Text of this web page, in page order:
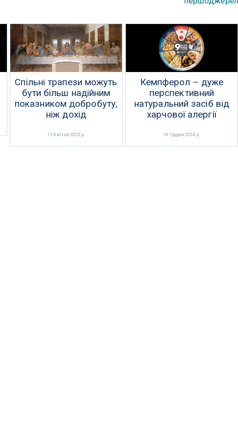
Спільні трапези можуть
бути більш надійним
показником добробуту,
ніж дохід
15 Квітня 2025 р.
Кемпферол – дуже
перспективний
натуральний засіб від
харчової алергії
16 Грудня 2024 р.